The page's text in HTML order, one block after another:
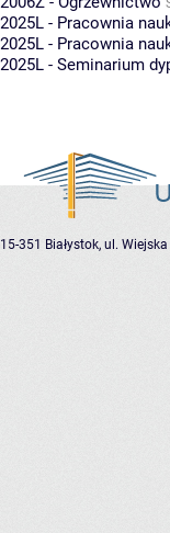
2025L - Pracownia
2025L - Pracownia
2025L - Seminarium
15-351 Białystok, ul.